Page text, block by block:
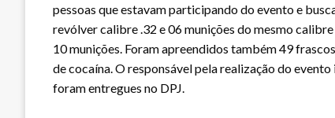
pessoas que estavam participando do evento e
revólver calibre .32 e 06 munições do mesmo
10 munições. Foram apreendidos também 49
de cocaína. O responsável pela realização do
foram entregues no DPJ.